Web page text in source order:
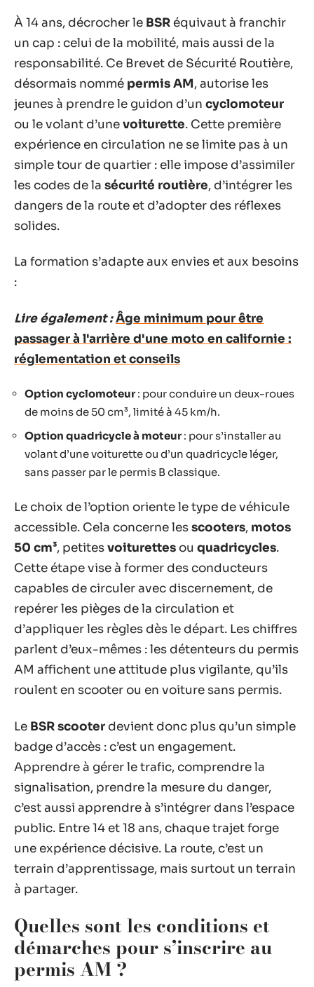
À 14 ans, décrocher le BSR équivaut à franchir
un cap : celui de la mobilité, mais aussi de la
responsabilité. Ce Brevet de Sécurité Routière,
désormais nommé permis AM, autorise les
jeunes à prendre le guidon d’un cyclomoteur
ou le volant d’unevoiturette. Cette première
expérience en circulation ne se limite pas à un
simple tour de quartier : elle impose d’assimiler
les codes de la sécurité routière, d’intégrer les
dangers de la route et d’adopter des réflexes
solides.
La formation s’adapte aux envies et aux besoins
:
Lire également :Âge minimum pour être
passager à l'arrière d'une moto en californie :
réglementation et conseils
Option cyclomoteur: pour conduire un deux-roues
de moins de 50 cm³, limité à 45 km/h.
Option quadricycle à moteur: pour s’installer au
volant d’une voiturette ou d’un quadricycle léger,
sans passer par le permis B classique.
Le choix de l’option oriente le type de véhicule
accessible. Cela concerne lesscooters, motos
50 cm³, petitesvoiturettes ou quadricycles.
Cette étape vise à former des conducteurs
capables de circuler avec discernement, de
repérer les pièges de la circulation et
d’appliquer les règles dès le départ. Les chiffres
parlent d’eux-mêmes : les détenteurs du permis
AM affichent une attitude plus vigilante, qu’ils
roulent en scooter ou en voiture sans permis.
Le BSR scooter devient donc plus qu’un simple
badge d’accès : c’est un engagement.
Apprendre à gérer le trafic, comprendre la
signalisation, prendre la mesure du danger,
c’est aussi apprendre à s’intégrer dans l’espace
public. Entre 14 et 18 ans, chaque trajet forge
une expérience décisive. La route, c’est un
terrain d’apprentissage, mais surtout un terrain
à partager.
Quelles sont les conditions et
démarches pour s’inscrire au
permis AM ?